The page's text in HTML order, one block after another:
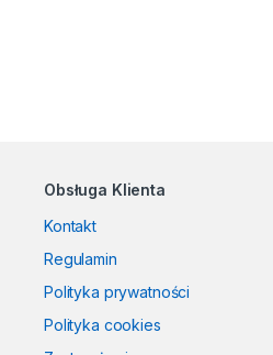
Obsługa Klienta
Kontakt
Regulamin
Polityka prywatności
Polityka cookies